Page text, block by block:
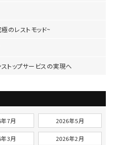
のレストモッド~
ップサービスの実現へ
7月 2026年5月
3月 2026年2月